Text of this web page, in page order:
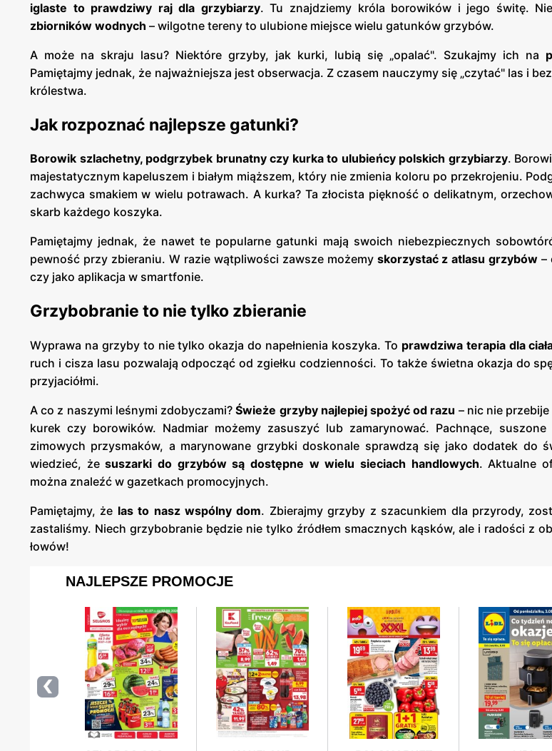
iglaste to prawdziwy raj dla grzybiarzy. Tu znajdziemy króla borowików i jego świtę.
zbiorników wodnych – wilgotne tereny to ulubione miejsce wielu gatunków grzybów.
A może na skraju lasu? Niektóre grzyby, jak kurki, lubią się „opalać". Szukajmy ich na
Pamiętajmy jednak, że najważniejsza jest obserwacja. Z czasem nauczymy się „czytać" las i
królestwa.
Jak rozpoznać najlepsze gatunki?
Borowik szlachetny, podgrzybek brunatny czy kurka to ulubieńcy polskich grzybiarzy.
majestatycznym kapeluszem i białym miąższem, który nie zmienia koloru po przekrojeniu.
zachwyca smakiem w wielu potrawach. A kurka? Ta złocista piękność o delikatnym,
skarb każdego koszyka.
Pamiętajmy jednak, że nawet te popularne gatunki mają swoich niebezpiecznych
pewność przy zbieraniu. W razie wątpliwości zawsze możemy skorzystać z atlasu grzybów –
czy jako aplikacja w smartfonie.
Grzybobranie to nie tylko zbieranie
Wyprawa na grzyby to nie tylko okazja do napełnienia koszyka. To prawdziwa terapia dla
ruch i cisza lasu pozwalają odpocząć od zgiełku codzienności. To także świetna okazja do
przyjaciółmi.
A co z naszymi leśnymi zdobyczami?Świeże grzyby najlepiej spożyć od razu – nic nie
kurek czy borowików. Nadmiar możemy zasuszyć lub zamarynować. Pachnące,
zimowych przysmaków, a marynowane grzybki doskonale sprawdzą się jako dodatek do
wiedzieć, żesuszarki do grzybów są dostępne w wielu sieciach handlowych. Aktualne
można znaleźć w gazetkach promocyjnych.
Pamiętajmy, że las to nasz wspólny dom. Zbierajmy grzyby z szacunkiem dla przyrody,
zastaliśmy. Niech grzybobranie będzie nie tylko źródłem smacznych kąsków, ale i radości z
łowów!